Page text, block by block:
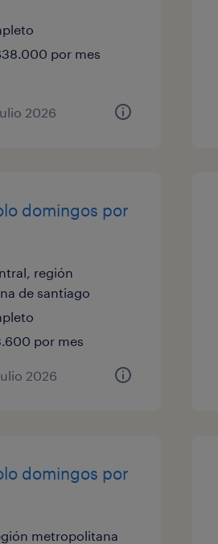
por mes
2026
domingos por
región
de santiago
por mes
2026
domingos por
metropolitana